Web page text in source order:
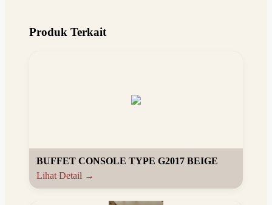
Produk Terkait
BUFFET CONSOLE TYPE G2017 BEIGE
Lihat Detail →